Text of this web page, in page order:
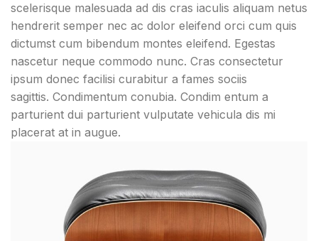
scelerisque malesuada ad dis cras iaculis aliquam netus
hendrerit semper nec ac dolor eleifend orci cum quis
dictumst cum bibendum montes eleifend. Egestas
nascetur neque commodo nunc. Cras consectetur
ipsum donec facilisi curabitur a fames sociis
sagittis. Condimentum conubia. Condim entum a
parturient dui parturient vulputate vehicula dis mi
placerat at in augue.